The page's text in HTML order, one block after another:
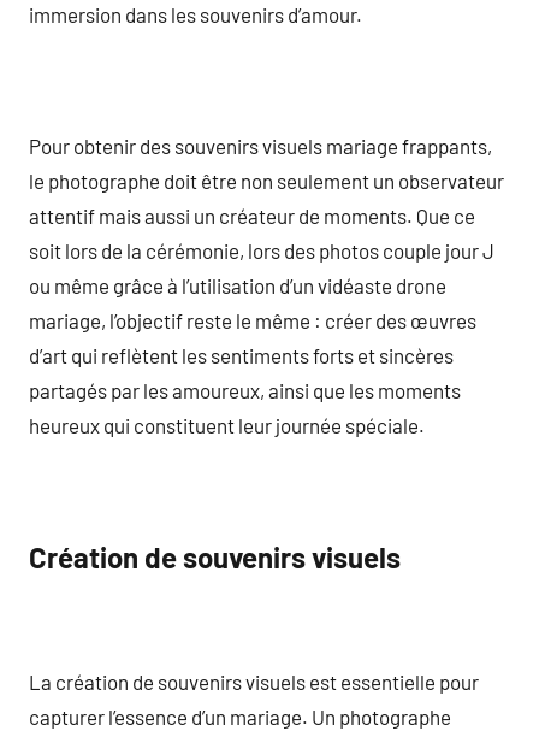
immersion dans les souvenirs d’amour.
Pour obtenir des souvenirs visuels mariage frappants,
le photographe doit être non seulement un observateur
attentif mais aussi un créateur de moments. Que ce
soit lors de la cérémonie, lors des photos couple jour J
ou même grâce à l’utilisation d’un vidéaste drone
mariage, l’objectif reste le même : créer des œuvres
d’art qui reflètent les sentiments forts et sincères
partagés par les amoureux, ainsi que les moments
heureux qui constituent leur journée spéciale.
Création de souvenirs visuels
La création de souvenirs visuels est essentielle pour
capturer l’essence d’un mariage. Un photographe